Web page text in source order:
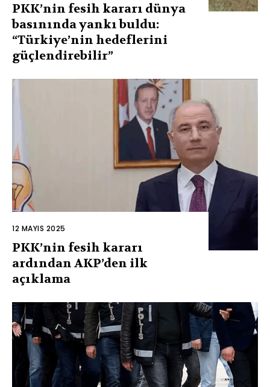
PKK’nin fesih kararı dünya
basınında yankı buldu:
“Türkiye’nin hedeflerini
güçlendirebilir”
12 MAYIS 2025
PKK’nin fesih kararı
ardından AKP’den ilk
açıklama